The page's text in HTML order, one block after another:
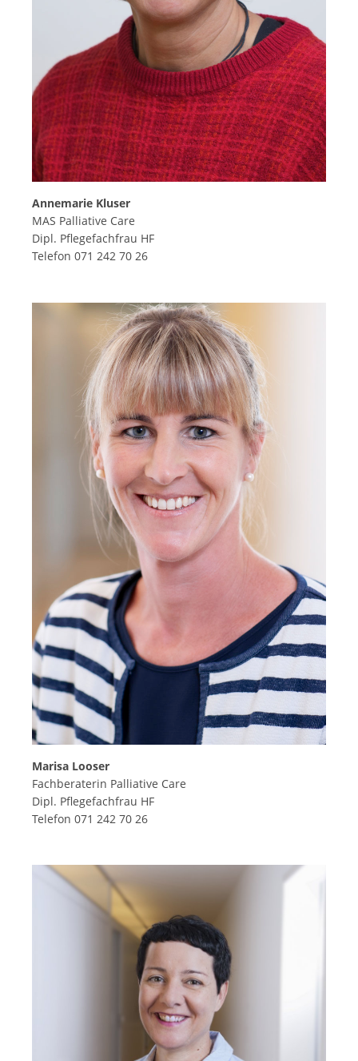
Annemarie Kluser
MAS Palliative Care
Dipl. Pflegefachfrau HF
Telefon 071 242 70 26
Marisa Looser
Fachberaterin Palliative Care
Dipl. Pflegefachfrau HF
Telefon 071 242 70 26